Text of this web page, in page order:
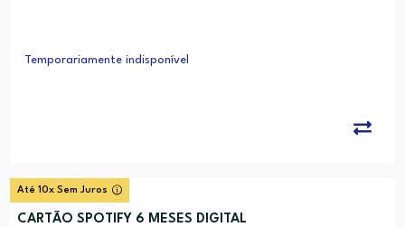
Temporariamente indisponível
Até 10x Sem Juros
CARTÃO SPOTIFY 6 MESES DIGITAL